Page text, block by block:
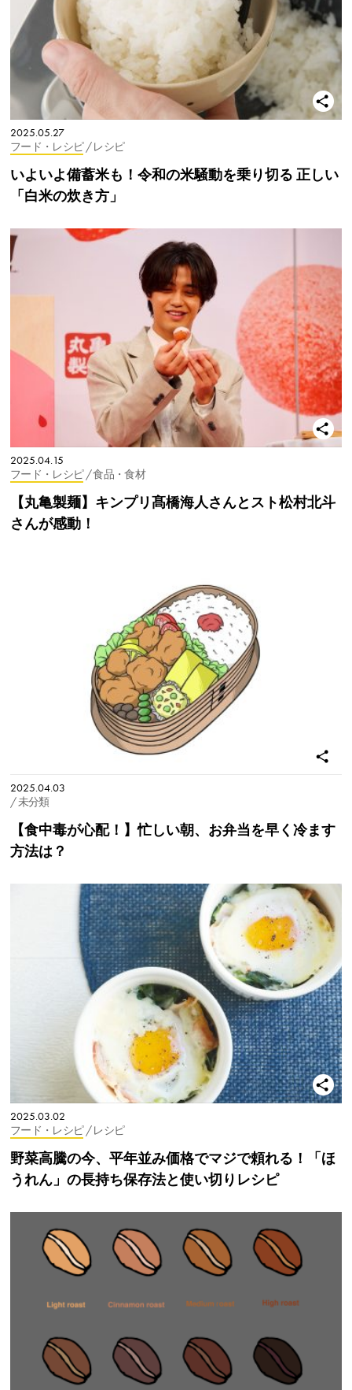
2025.05.27
フード・レシピ / レシピ
いよいよ備蓄米も！令和の米騒動を乗り切る 正しい
「白米の炊き方」
2025.04.15
フード・レシピ / 食品・食材
【丸亀製麺】キンプリ髙橋海人さんとスト松村北斗
さんが感動！
2025.04.03
/ 未分類
【食中毒が心配！】忙しい朝、お弁当を早く冷ます
方法は？
2025.03.02
フード・レシピ / レシピ
野菜高騰の今、平年並み価格でマジで頼れる！「ほ
うれん」の長持ち保存法と使い切りレシピ